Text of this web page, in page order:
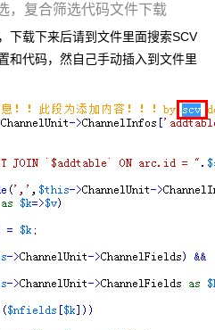
，复合筛选代码文件下载
下载下来后请到文件里面搜索SCV
和代码，然自己手动插入到文件里